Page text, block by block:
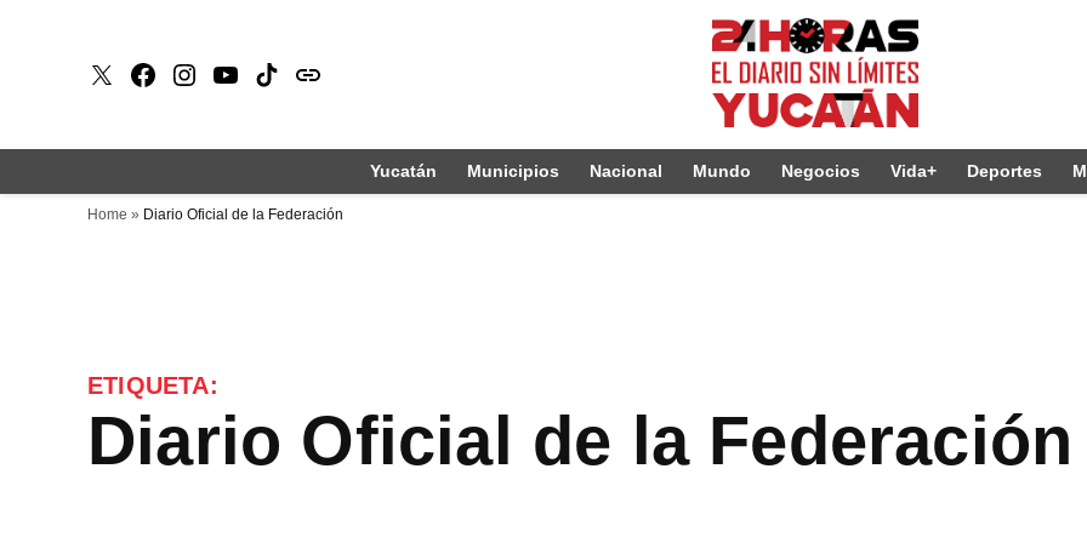
X Faceboook
Instagram
Youtube
Tiktokissuu
Yucatán Municipios Nacional Mundo Negocios Vida+ Deportes
Home » Diario Oficial de la Federación
ETIQUETA:
Diario Oficial de la Federación